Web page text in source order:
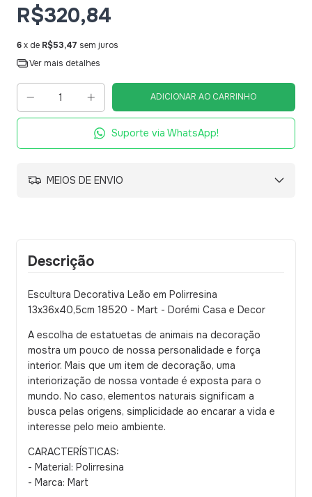
R$320,84
6x de R$53,47 sem juros
Ver mais detalhes
Suporte via WhatsApp!
MEIOS DE ENVIO
Descrição
Escultura Decorativa Leão em Polirresina
13x36x40,5cm 18520 - Mart - Dorémi Casa e Decor
A escolha de estatuetas de animais na decoração
mostra um pouco de nossa personalidade e força
interior. Mais que um item de decoração, uma
interiorização de nossa vontade é exposta para o
mundo. No caso, elementos naturais significam a
busca pelas origens, simplicidade ao encarar a vida e
interesse pelo meio ambiente.
CARACTERÍSTICAS:
- Material: Polirresina
- Marca: Mart